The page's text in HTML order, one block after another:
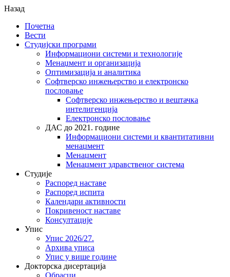
Назад
Почетна
Вести
Студијски програми
Информациони системи и технологије
Менаџмент и организација
Оптимизација и аналитика
Софтверско инжењерство и електронско
пословање
Софтверско инжењерство и вештачка
интелигенција
Електронско пословање
ДАС до 2021. године
Информациони системи и квантитативни
менаџмент
Менаџмент
Менаџмент здравственог система
Студије
Распоред наставе
Распоред испита
Календари активности
Покривеност наставе
Консултације
Упис
Упис 2026/27.
Архива уписа
Упис у више године
Докторска дисертација
Обрасци